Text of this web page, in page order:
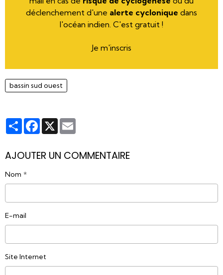
déclenchement d'une alerte cyclonique dans
l'océan indien. C'est gratuit !
Je m'inscris
bassin sud ouest
PartagerFacebook
X
AJOUTER UN COMMENTAIRE
Nom
E-mail
Site Internet